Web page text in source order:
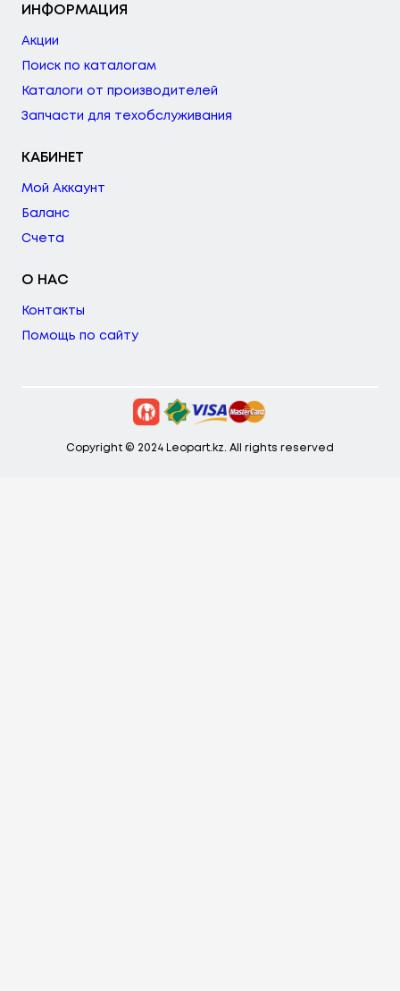
ИНФОРМАЦИЯ
Акции
Поиск по каталогам
Каталоги от производителей
Запчасти для техобслуживания
КАБИНЕТ
Мой Аккаунт
Баланс
Счета
О НАС
Контакты
Помощь по сайту
Copyright © 2024 Leopart.kz. All rights reserved